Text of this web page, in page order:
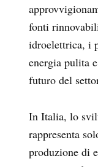
fonti
idroelettrica, i
energia pulita
futuro del
In Italia, lo
rappresenta
produzione di